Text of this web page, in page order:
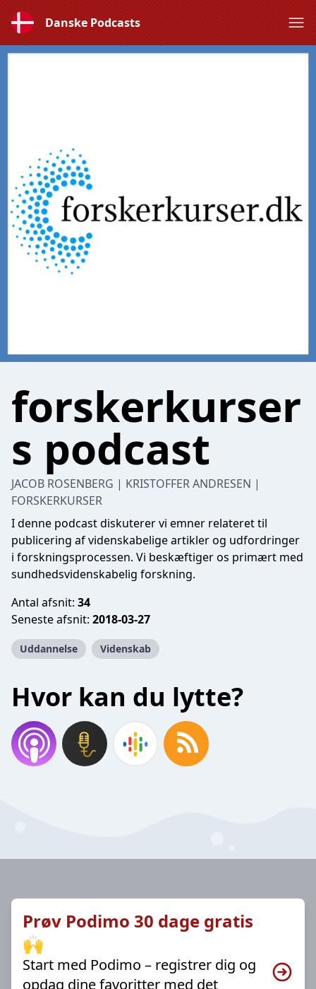
Danske Podcasts
forskerkurser
s podcast
JACOB ROSENBERG | KRISTOFFER ANDRESEN |
FORSKERKURSER
I denne podcast diskuterer vi emner relateret til
publicering af videnskabelige artikler og udfordringer
i forskningsprocessen. Vi beskæftiger os primært med
sundhedsvidenskabelig forskning.
Antal afsnit: 34
Seneste afsnit: 2018-03-27
Uddannelse Videnskab
Hvor kan du lytte?
Prøv Podimo 30 dage gratis
🙌
Start med Podimo – registrer dig og
opdag dine favoritter med det